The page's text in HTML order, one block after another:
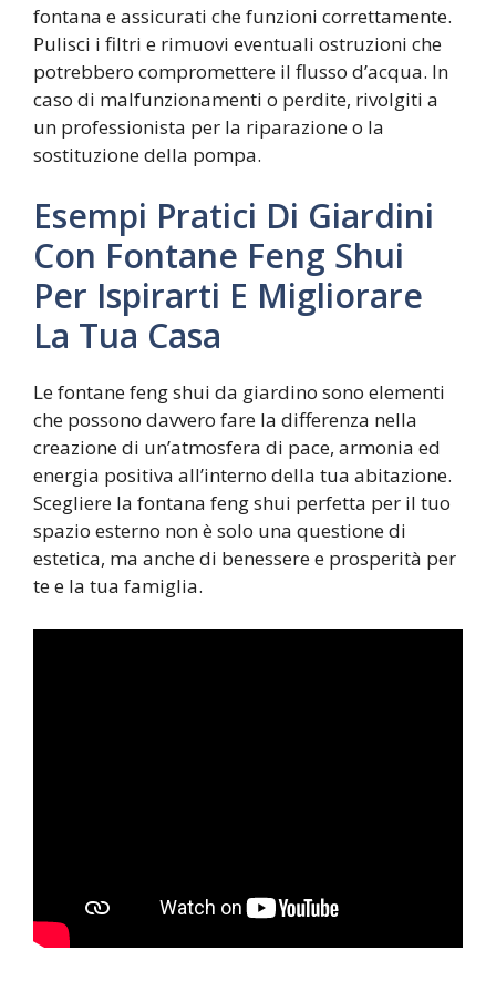
fontana e assicurati che funzioni correttamente.
Pulisci i filtri e rimuovi eventuali ostruzioni che
potrebbero compromettere il flusso d’acqua. In
caso di malfunzionamenti o perdite, rivolgiti a
un professionista per la riparazione o la
sostituzione della pompa.
Esempi Pratici Di Giardini
Con Fontane Feng Shui
Per Ispirarti E Migliorare
La Tua Casa
Le fontane feng shui da giardino sono elementi
che possono davvero fare la differenza nella
creazione di un’atmosfera di pace, armonia ed
energia positiva all’interno della tua abitazione.
Scegliere la fontana feng shui perfetta per il tuo
spazio esterno non è solo una questione di
estetica, ma anche di benessere e prosperità per
te e la tua famiglia.